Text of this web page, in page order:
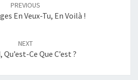
PREVIOUS
En Veux-Tu, En Voilà !
NEXT
Ce Que C’est ?